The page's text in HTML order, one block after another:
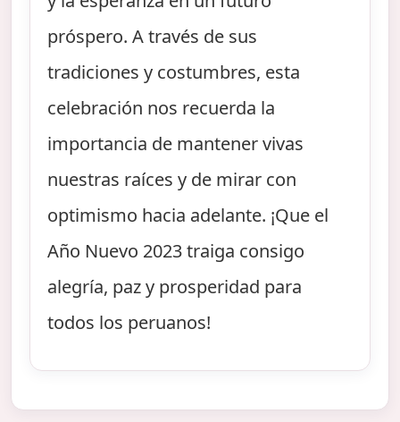
próspero. A través de sus
tradiciones y costumbres, esta
celebración nos recuerda la
importancia de mantener vivas
nuestras raíces y de mirar con
optimismo hacia adelante. ¡Que el
Año Nuevo 2023 traiga consigo
alegría, paz y prosperidad para
todos los peruanos!